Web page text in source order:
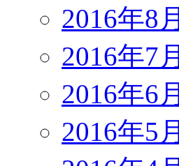
2016年8月
2016年7月
2016年6月
2016年5月